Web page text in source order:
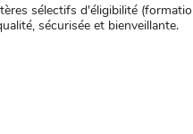
sélectifs d'éligibilité
sécurisée et bienveillante.